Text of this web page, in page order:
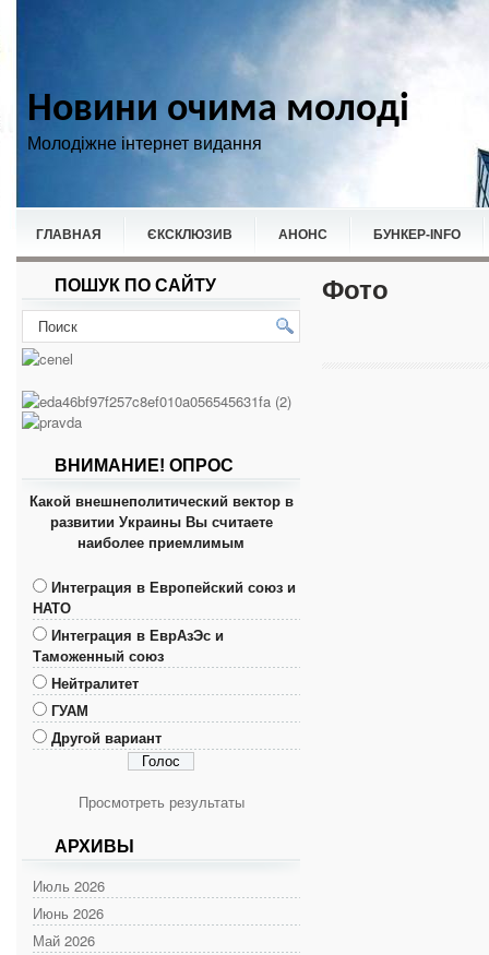
Новини очима молоді
Молодіжне інтернет видання
ГЛАВНАЯ ЄКСКЛЮЗИВ АНОНС БУНКЕР-ІNFO
НОВИНИ СПОРТ
ПОШУК ПО САЙТУ
ВНИМАНИЕ! ОПРОС
Какой внешнеполитический вектор в
развитии Украины Вы считаете
наиболее приемлимым
Интеграция в Европейский союз и
НАТО
Интеграция в ЕврАзЭс и
Таможенный союз
Нейтралитет
ГУАМ
Другой вариант
Просмотреть результаты
АРХИВЫ
Июль 2026
Июнь 2026
Май 2026
Фото